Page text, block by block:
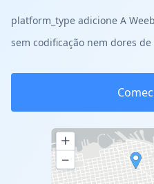
platform_type adicione A
sem codificação nem dores de